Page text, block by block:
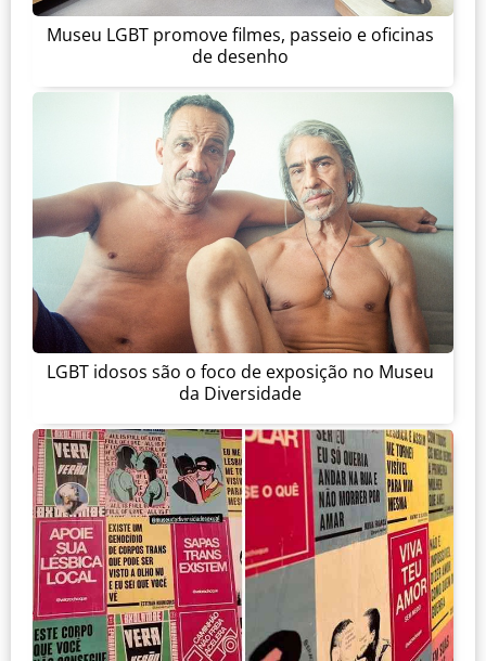
Museu LGBT promove filmes, passeio e oficinas
de desenho
LGBT idosos são o foco de exposição no Museu
da Diversidade